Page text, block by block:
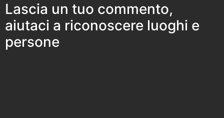
Lascia un tuo commento,
aiutaci a riconoscere luoghi e
persone